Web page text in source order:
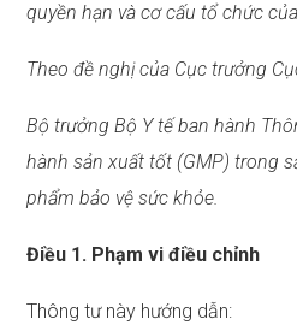
quyền hạn và cơ cấu tổ chức
Theo đề nghị của Cục trưởng
Bộ trưởng Bộ Y tế ban hành
hành sản xuất tốt (GMP) trong
phẩm bảo vệ sức khỏe.
Điều 1. Phạm vi điều chỉnh
Thông tư này hướng dẫn: